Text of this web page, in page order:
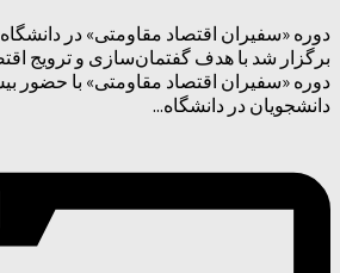
دوره «سفیران اقتصاد مقاومتی» در
برگزار شد با هدف گفتمان‌سازی و ترویج
دانشجویان در دانشگاه...